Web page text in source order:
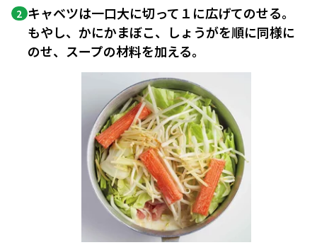
2 キャベツは一口大に切って１に広げてのせる。
もやし、かにかまぼこ、しょうがを順に同様に
のせ、スープの材料を加える。